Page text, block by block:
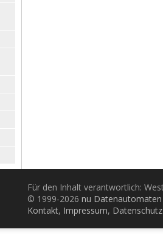
Für den Inhalt verantwortlich:
© 1999-2026 nu
Kontakt, Impressum, Datenschutz